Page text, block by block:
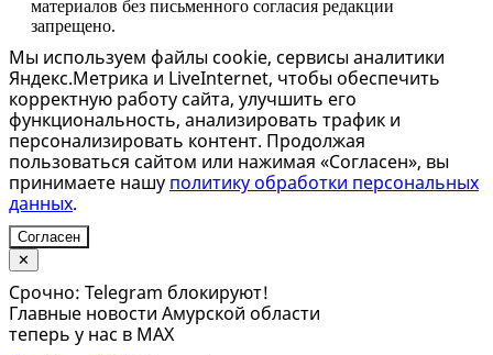
материалов без письменного согласия редакции
запрещено.
Мы используем файлы cookie, сервисы аналитики
Яндекс.Метрика и LiveInternet, чтобы обеспечить
корректную работу сайта, улучшить его
функциональность, анализировать трафик и
персонализировать контент. Продолжая
пользоваться сайтом или нажимая «Согласен», вы
принимаете нашу политику обработки персональных
данных.
Согласен
✕
Срочно: Telegram блокируют!
Главные новости Амурской области
теперь у нас в MAX